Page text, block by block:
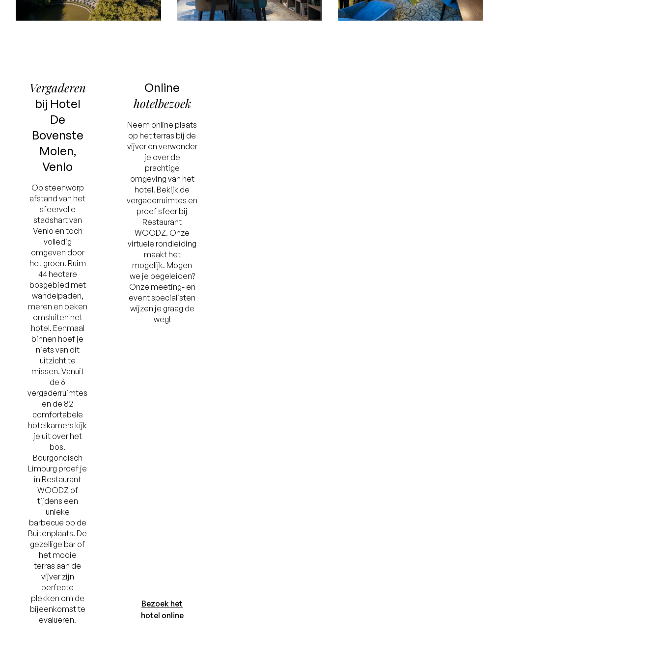
Vergaderen
bij Hotel
De
Bovenste
Molen,
Venlo
Op steenworp
afstand van het
sfeervolle
stadshart van
Venlo en toch
volledig
omgeven door
het groen. Ruim
44 hectare
bosgebied met
wandelpaden,
meren en beken
omsluiten het
hotel. Eenmaal
binnen hoef je
niets van dit
uitzicht te
missen. Vanuit
de 6
vergaderruimtes
en de 82
comfortabele
hotelkamers kijk
je uit over het
bos.
Bourgondisch
Limburg proef je
in Restaurant
WOODZ of
tijdens een
unieke
barbecue op de
Buitenplaats. De
gezellige bar of
het mooie
terras aan de
vijver zijn
perfecte
plekken om de
bijeenkomst te
evalueren.
Online
hotelbezoek
Neem online plaats
op het terras bij de
vijver en verwonder
je over de
prachtige
omgeving van het
hotel. Bekijk de
vergaderruimtes en
proef sfeer bij
Restaurant
WOODZ. Onze
virtuele rondleiding
maakt het
mogelijk. Mogen
we je begeleiden?
Onze meeting- en
event specialisten
wijzen je graag de
weg!
Bezoek het
hotel online